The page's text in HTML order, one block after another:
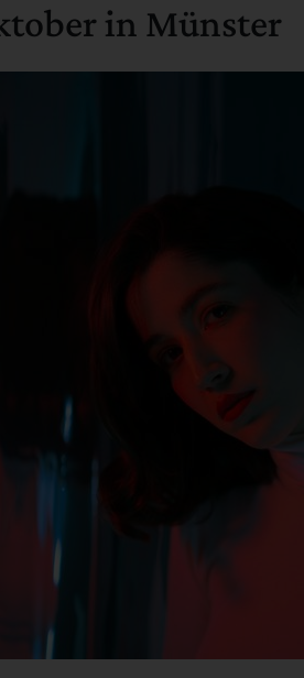
in Münster